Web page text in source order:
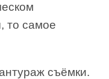
то самое
съёмки.